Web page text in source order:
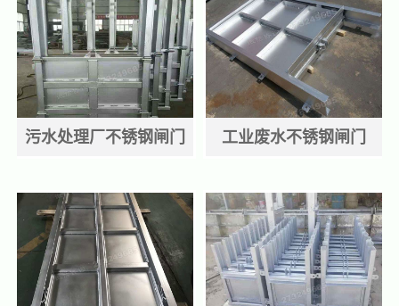
污水处理厂不锈钢闸门 工业废水不锈钢闸门